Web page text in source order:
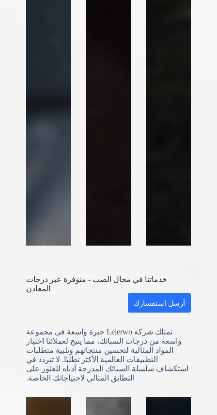
خدماتنا في مجال الصب - متوفرة عبر درجات
المعادن
أرسل استفسارك
c
تمتلك شركة Leierwo خبرة واسعة في مجموعة
واسعة من درجات السبائك، مما يتيح لعملائنا اختيار
المواد المثالية لتحسين منتجاتهم وتلبية متطلبات
التطبيقات العالمية الأكثر تطلبًا. لا تتردد في
استكشاف سلسلة السبائك المدرجة أدناه للعثور على
التطابق المثالي لاحتياجاتك الخاصة.